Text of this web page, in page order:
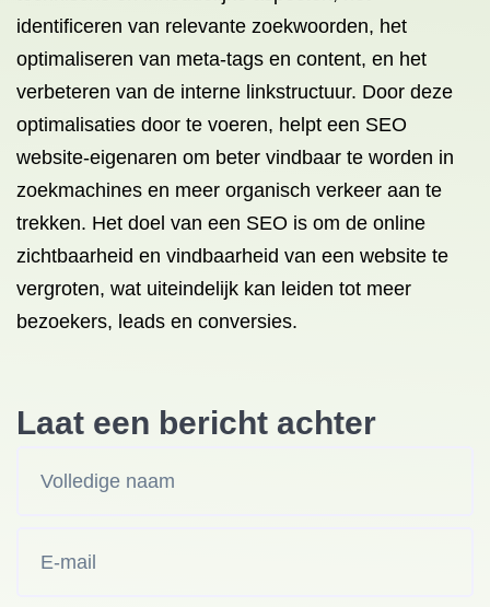
identificeren van relevante zoekwoorden, het
optimaliseren van meta-tags en content, en het
verbeteren van de interne linkstructuur. Door deze
optimalisaties door te voeren, helpt een SEO
website-eigenaren om beter vindbaar te worden in
zoekmachines en meer organisch verkeer aan te
trekken. Het doel van een SEO is om de online
zichtbaarheid en vindbaarheid van een website te
vergroten, wat uiteindelijk kan leiden tot meer
bezoekers, leads en conversies.
Laat een bericht achter